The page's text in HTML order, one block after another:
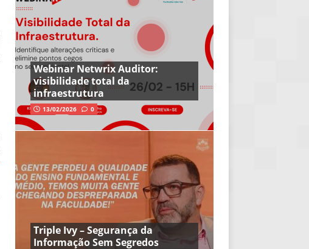
Webinar Netwrix Auditor:
visibilidade total da
infraestrutura
13/02/2026 0
Triple Ivy – Segurança da
Informação Sem Segredos